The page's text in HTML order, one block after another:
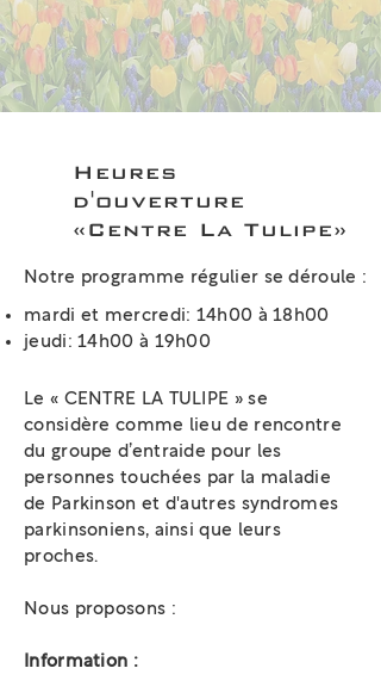
Heures
d'ouverture
«Centre La Tulipe»
Notre programme régulier se déroule :
mardi et mercredi: 14h00 à 18h00
jeudi: 14h00 à 19h00
Le « CENTRE LA TULIPE » se
considère comme lieu de rencontre
du groupe d’entraide pour les
personnes touchées par la maladie
de Parkinson et d'autres syndromes
parkinsoniens, ainsi que leurs
proches.
Nous proposons :
Information :